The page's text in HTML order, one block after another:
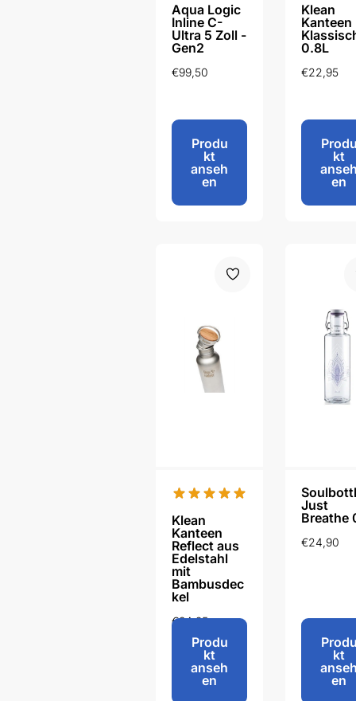
Aqua Logic
Inline C-
Ultra 5 Zoll -
Gen2
€99,50
Produ
kt
anseh
en
Klean
Kanteen
0.8L
€22,95
Produ
kt
anseh
en
Klean
Kanteen
Reflect aus
Edelstahl
mit
Bambusdec
kel
€34,95
Produ
kt
anseh
en
Just
Breathe
€24,90
Produ
kt
anseh
en